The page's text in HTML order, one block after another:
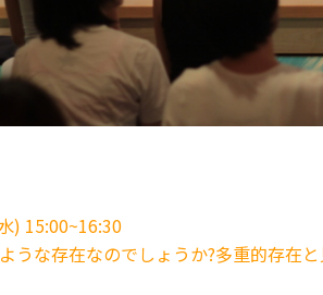
) 15:00~16:30
うな存在なのでしょうか?多重的存在